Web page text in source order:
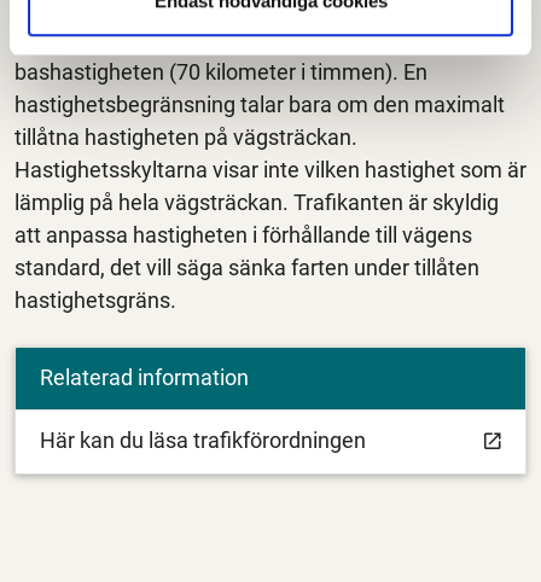
Ansökningarna motiveras ofta med att vägen är en
smal och krokig väg där det är olämpligt att hålla
bashastigheten (70 kilometer i timmen). En
hastighetsbegränsning talar bara om den maximalt
tillåtna hastigheten på vägsträckan.
Hastighetsskyltarna visar inte vilken hastighet som är
lämplig på hela vägsträckan. Trafikanten är skyldig
att anpassa hastigheten i förhållande till vägens
standard, det vill säga sänka farten under tillåten
hastighetsgräns.
Relaterad information
Här kan du läsa trafikförordningen